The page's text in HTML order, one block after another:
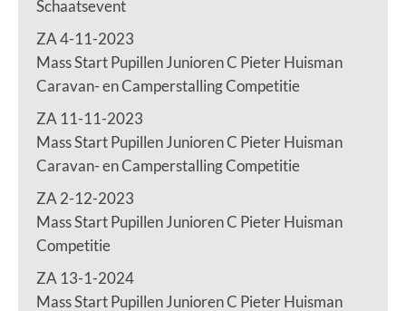
Schaatsevent
ZA 4-11-2023
Mass Start Pupillen Junioren C Pieter Huisman
Caravan- en Camperstalling Competitie
ZA 11-11-2023
Mass Start Pupillen Junioren C Pieter Huisman
Caravan- en Camperstalling Competitie
ZA 2-12-2023
Mass Start Pupillen Junioren C Pieter Huisman
Competitie
ZA 13-1-2024
Mass Start Pupillen Junioren C Pieter Huisman